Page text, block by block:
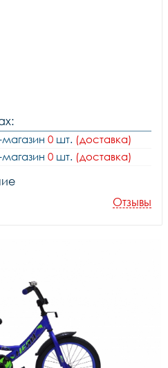
0 шт. (доставка)
0 шт. (доставка)
Отзывы